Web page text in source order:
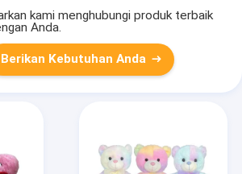
kami menghubungi produk terbaik
Anda.
Berikan Kebutuhan Anda